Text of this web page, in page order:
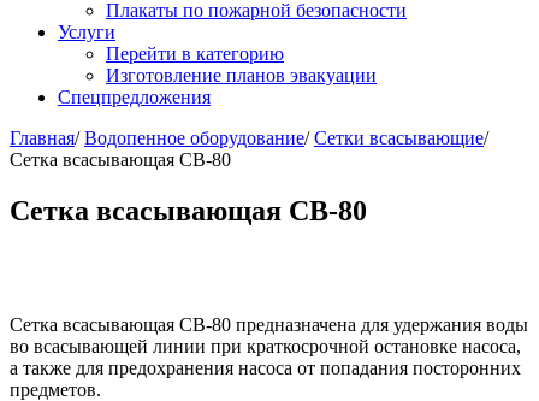
Плакаты по пожарной безопасности
Услуги
Перейти в категорию
Изготовление планов эвакуации
Спецпредложения
Главная/Водопенное оборудование/Сетки всасывающие/
Сетка всасывающая СВ-80
Сетка всасывающая СВ-80
Сетка всасывающая СВ-80 предназначена для удержания воды
во всасывающей линии при краткосрочной остановке насоса,
а также для предохранения насоса от попадания посторонних
предметов.